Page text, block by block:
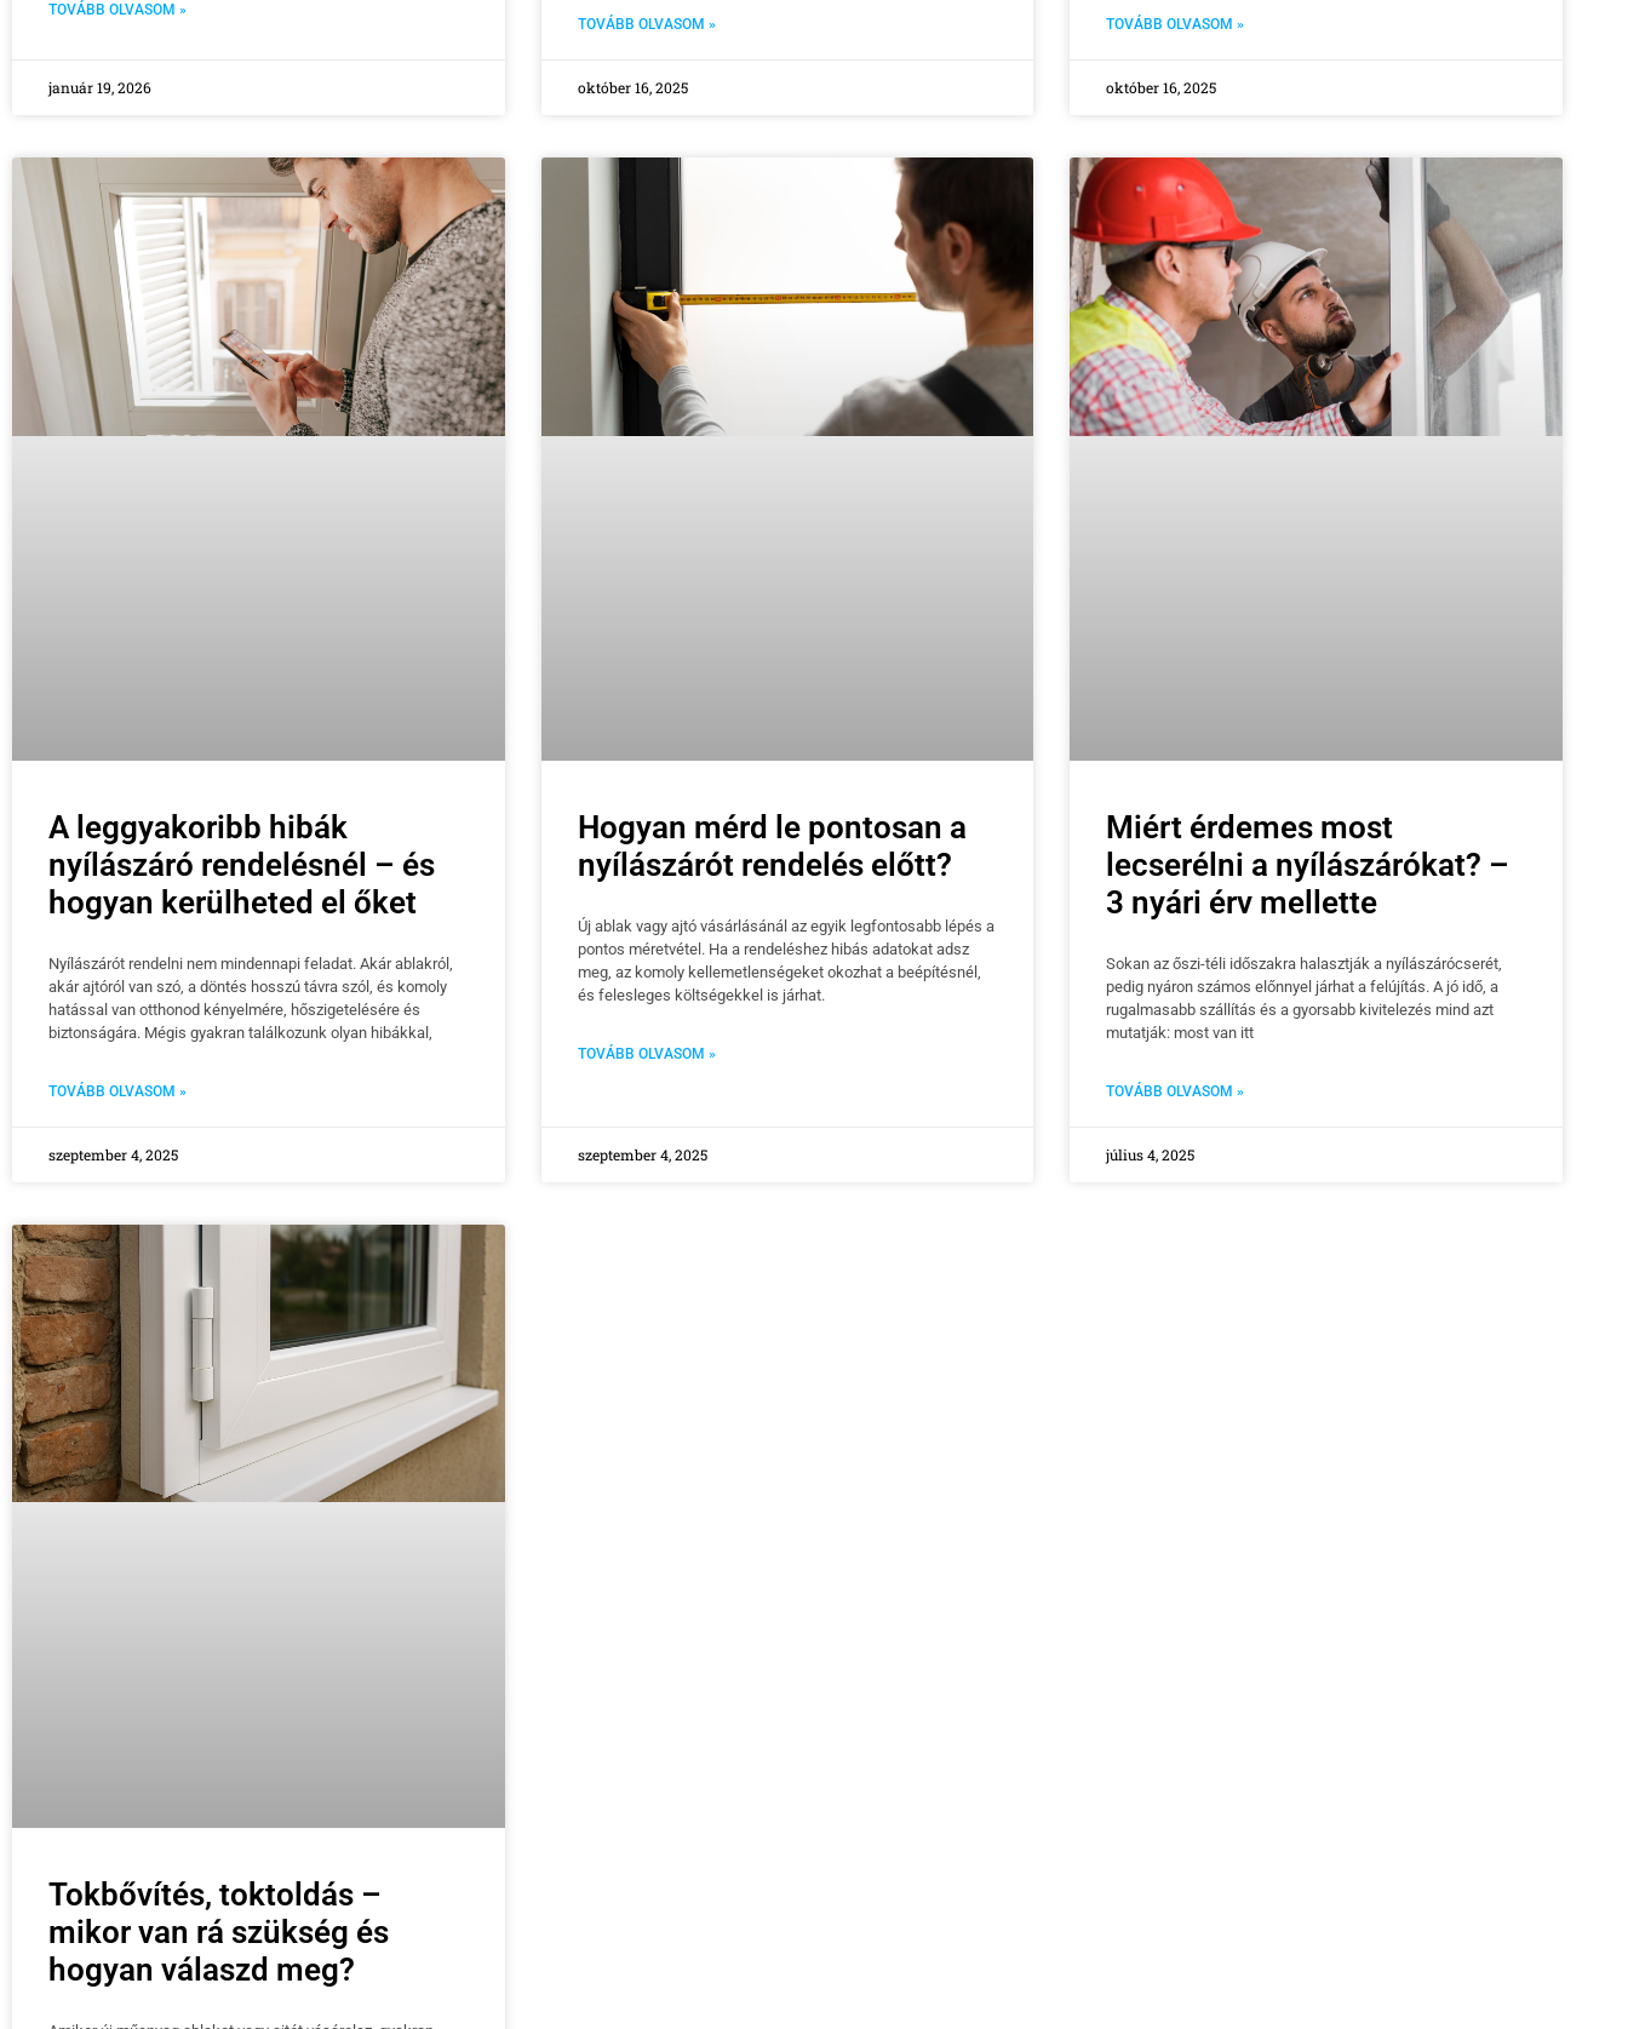
TOVÁBB OLVASOM »
január 19, 2026
TOVÁBB OLVASOM »
október 16, 2025
TOVÁBB OLVASOM »
október 16, 2025
A leggyakoribb hibák
nyílászáró rendelésnél – és
hogyan kerülheted el őket
Nyílászárót rendelni nem mindennapi feladat. Akár ablakról,
akár ajtóról van szó, a döntés hosszú távra szól, és komoly
hatással van otthonod kényelmére, hőszigetelésére és
biztonságára. Mégis gyakran találkozunk olyan hibákkal,
TOVÁBB OLVASOM »
szeptember 4, 2025
Hogyan mérd le pontosan a
nyílászárót rendelés előtt?
Új ablak vagy ajtó vásárlásánál az egyik legfontosabb lépés a
pontos méretvétel. Ha a rendeléshez hibás adatokat adsz
meg, az komoly kellemetlenségeket okozhat a beépítésnél,
és felesleges költségekkel is járhat.
TOVÁBB OLVASOM »
szeptember 4, 2025
Miért érdemes most
lecserélni a nyílászárókat? –
3 nyári érv mellette
Sokan az őszi-téli időszakra halasztják a nyílászárócserét,
pedig nyáron számos előnnyel járhat a felújítás. A jó idő, a
rugalmasabb szállítás és a gyorsabb kivitelezés mind azt
mutatják: most van itt
TOVÁBB OLVASOM »
július 4, 2025
Tokbővítés, toktoldás –
mikor van rá szükség és
hogyan válaszd meg?